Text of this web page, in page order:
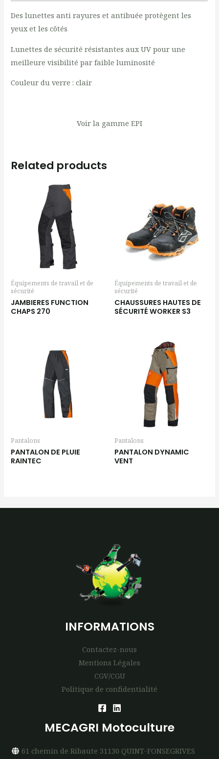
Des lunettes anti rayures et antibuée protègent les
yeux et les côtés
Lunettes de sécurité résistantes aux UV pour une
meilleure visibilité par faible luminosité
Couleur du verre : clair
Voir la gamme EPI
Related products
Équipements de travail et de
sécurité
JAMBIERES FUNCTION
CHAPS 270
Équipements de travail et de
sécurité
CHAUSSURES HAUTES DE
SÉCURITÉ WORKER S3
Pantalons
PANTALON DE PLUIE
RAINTEC
Pantalons
PANTALON DYNAMIC
VENT
INFORMATIONS
Contactez-nous
Mentions Légales
CGV/CGU
Politique de confidentialité
MECAGRI Motoculture
61 chemin de Ribaute 31130 QUINT-FONSEGRIVES